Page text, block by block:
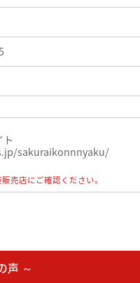
sakuraikonnnyaku/
売店にご確認ください。
声 ～